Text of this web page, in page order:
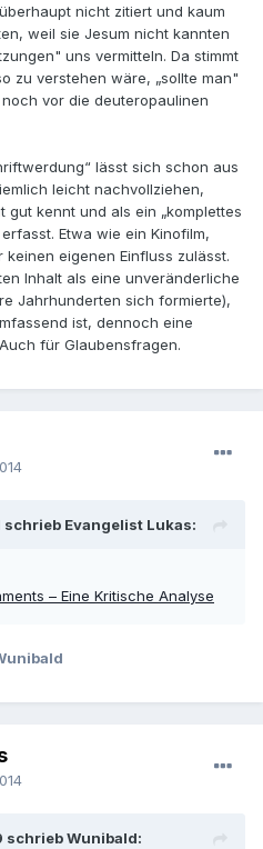
nicht zitiert und kaum
weil sie Jesum nicht kannten
uns vermitteln. Da stimmt
zu verstehen wäre, „sollte man"
vor die deuteropaulinen
lässt sich schon aus
leicht nachvollziehen,
gut kennt und als ein „komplettes
Etwa wie ein Kinofilm,
eigenen Einfluss zulässt.
Inhalt als eine unveränderliche
Jahrhunderten sich formierte),
ist, dennoch eine
für Glaubensfragen.
schrieb Evangelist Lukas:
– Eine Kritische Analyse
schrieb Wunibald: